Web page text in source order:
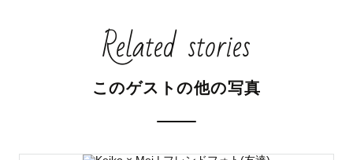
Related stories
このゲストの他の写真